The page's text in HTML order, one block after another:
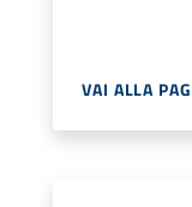
VAI ALLA